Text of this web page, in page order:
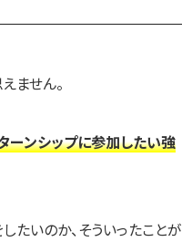
ません。
ーンシップに参加したい強
たいのか、そういったことが